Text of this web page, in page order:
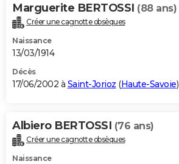
Marguerite BERTOSSI (88 ans)
Créer une cagnotte obsèques
Naissance
13/03/1914
Décès
17/06/2002 à Saint-Jorioz (Haute-Savoie)
Albiero BERTOSSI (76 ans)
Créer une cagnotte obsèques
Naissance